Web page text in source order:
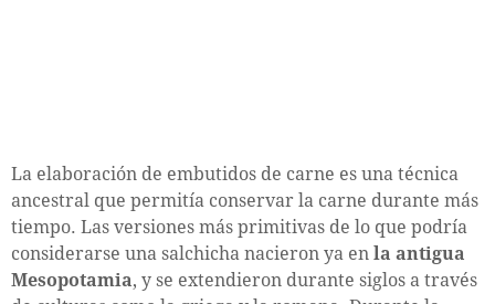
La elaboración de embutidos de carne es una técnica
ancestral que permitía conservar la carne durante más
tiempo. Las versiones más primitivas de lo que podría
considerarse una salchicha nacieron ya en la antigua
Mesopotamia, y se extendieron durante siglos a través